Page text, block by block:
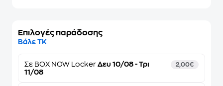
Επιλογές παράδοσης
Βάλε ΤΚ
Σε BOX NOW Locker Δευ 10/08 - Τρι
11/08
2,00€